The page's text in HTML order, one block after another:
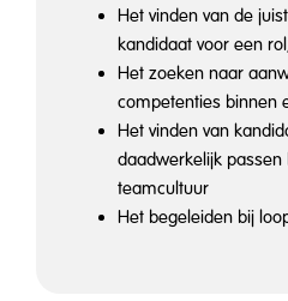
Het vinden van de
kandidaat voor een
Het zoeken naar
competenties binnen
Het vinden van
daadwerkelijk
teamcultuur
Het begeleiden bij